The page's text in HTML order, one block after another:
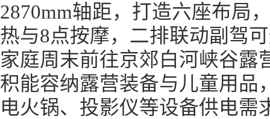
2870mm轴距，打造六座布局
热与8点按摩，二排联动副驾
家庭周末前往京郊白河峡谷露
积能容纳露营装备与儿童用品
电火锅、投影仪等设备供电需